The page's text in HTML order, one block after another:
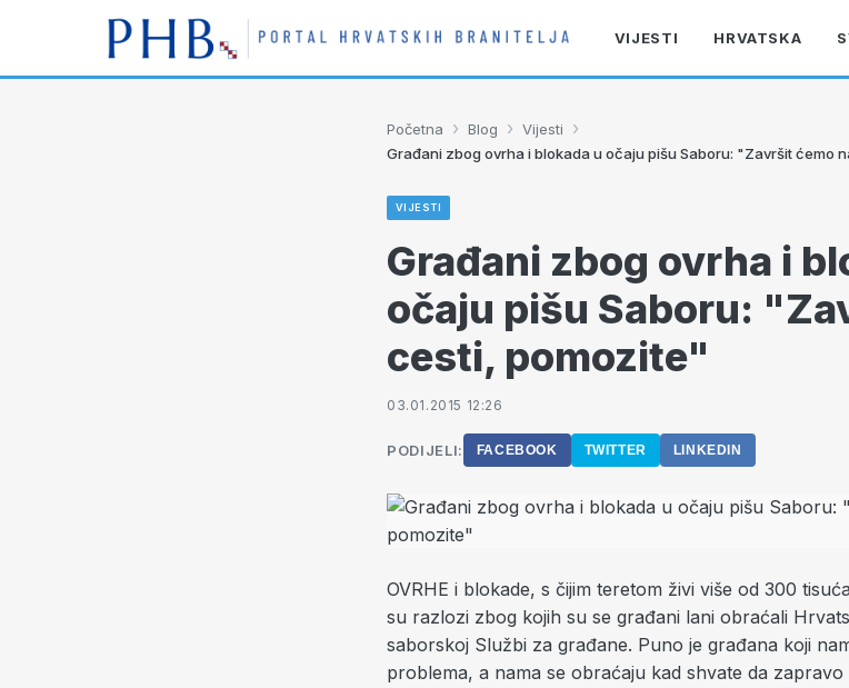
VIJESTI HRVATSKA
Početna › Blog › Vijesti ›
Građani zbog ovrha i blokada u očaju pišu Saboru: "Završit ćemo
VIJESTI
Građani zbog ovrha i
očaju pišu Saboru:
cesti, pomozite"
03.01.2015 12:26
PODIJELI: FACEBOOK TWITTER LINKEDIN
OVRHE i blokade, s čijim teretom živi više od 300
su razlozi zbog kojih su se građani lani obraćali
saborskoj Službi za građane. Puno je građana koji
problema, a nama se obraćaju kad shvate da